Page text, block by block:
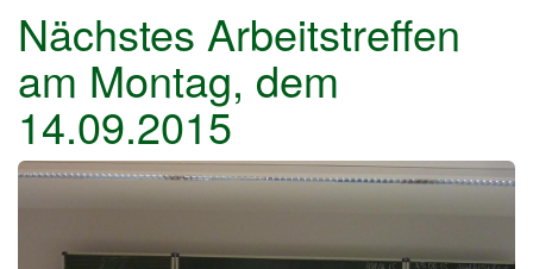
Nächstes Arbeitstreffen
am Montag, dem
14.09.2015